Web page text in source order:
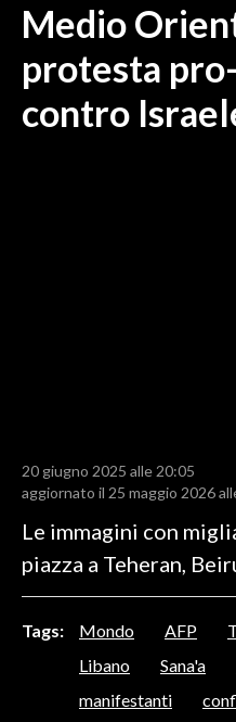
ITALIA
MONDO
RISULTATI E CLASSIFICHE
CALCIO REGIONALE
BASKET
MOTORI
ALTRI SPORT
Medio
protesta
contro
20 giugno 2025 alle 20:05
aggiornato il 25 maggio 2026
Le immagini con
piazza a Teheran,
Tags: Mondo AFP
Libano
Sana'a
manifestanti